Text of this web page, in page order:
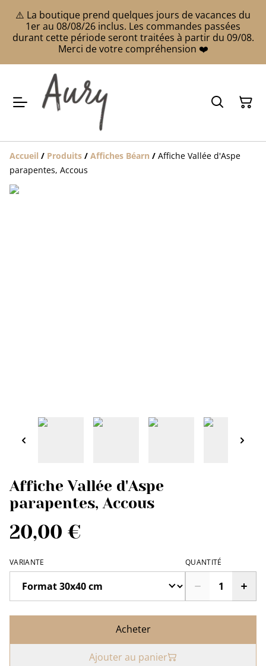
⚠️ La boutique prend quelques jours de vacances du
1er au 08/08/26 inclus. Les commandes passées
durant cette période seront traitées à partir du 09/08.
Merci de votre compréhension ❤️
Accueil / Produits / Affiches Béarn / Affiche Vallée d'Aspe
parapentes, Accous
Affiche Vallée d'Aspe
parapentes, Accous
20,00 €
VARIANTE QUANTITÉ
Acheter
Ajouter au panier